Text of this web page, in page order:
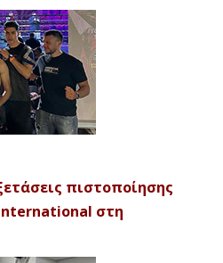
πιστοποίησης
στη